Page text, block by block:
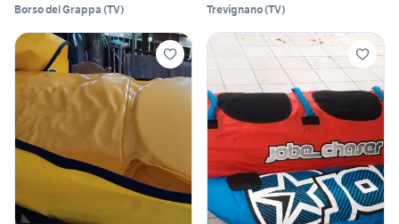
Borso del Grappa (TV) Trevignano(TV)